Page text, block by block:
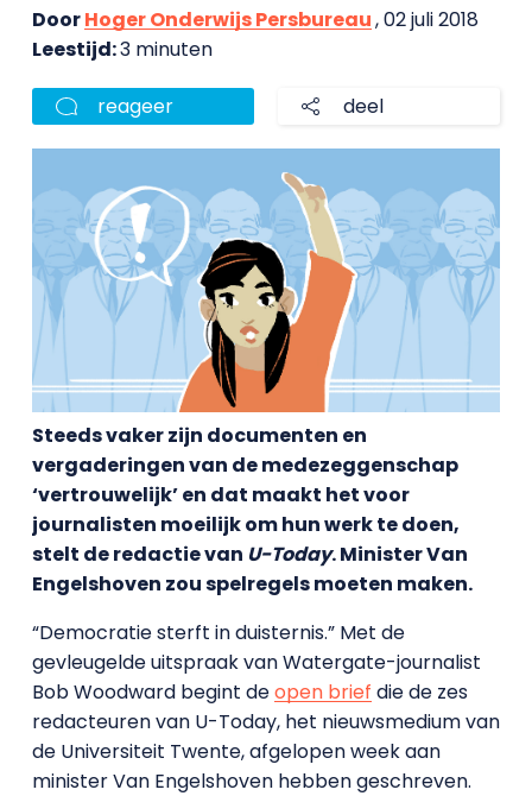
DoorHoger Onderwijs Persbureau, 02 juli 2018
Leestijd:3 minuten
reageer deel
Steeds vaker zijn documenten en
vergaderingen van de medezeggenschap
‘vertrouwelijk’ en dat maakt het voor
journalisten moeilijk om hun werk te doen,
stelt de redactie van U-Today. Minister Van
Engelshoven zou spelregels moeten maken.
“Democratie sterft in duisternis.” Met de
gevleugelde uitspraak van Watergate-journalist
Bob Woodward begint deopen brief die de zes
redacteuren van U-Today, het nieuwsmedium van
de Universiteit Twente, afgelopen week aan
minister Van Engelshoven hebben geschreven.